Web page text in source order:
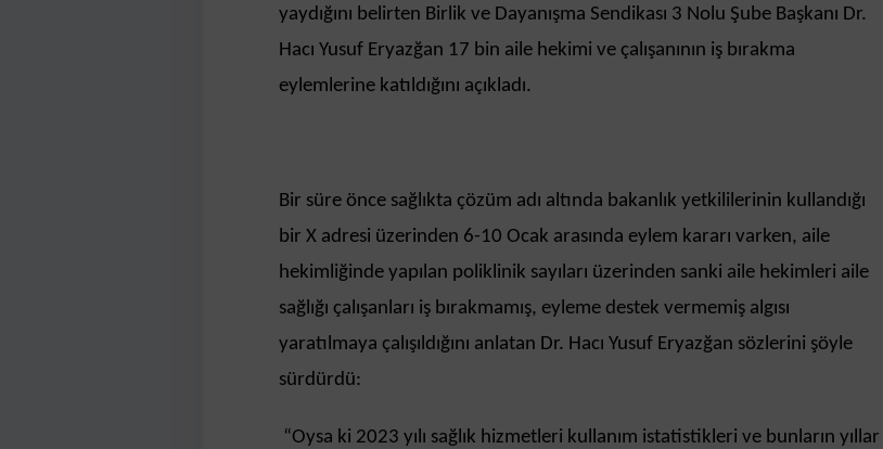
yaydığını belirten Birlik ve Dayanışma Sendikası 3 Nolu Şube Başkanı Dr.
Hacı Yusuf Eryazğan 17 bin aile hekimi ve çalışanının iş bırakma
eylemlerine katıldığını açıkladı.
Bir süre önce sağlıkta çözüm adı altında bakanlık yetkililerinin kullandığı
bir X adresi üzerinden 6-10 Ocak arasında eylem kararı varken, aile
hekimliğinde yapılan poliklinik sayıları üzerinden sanki aile hekimleri aile
sağlığı çalışanları iş bırakmamış, eyleme destek vermemiş algısı
yaratılmaya çalışıldığını anlatan Dr. Hacı Yusuf Eryazğan sözlerini şöyle
sürdürdü:
“Oysa ki 2023 yılı sağlık hizmetleri kullanım istatistikleri ve bunların yıllar